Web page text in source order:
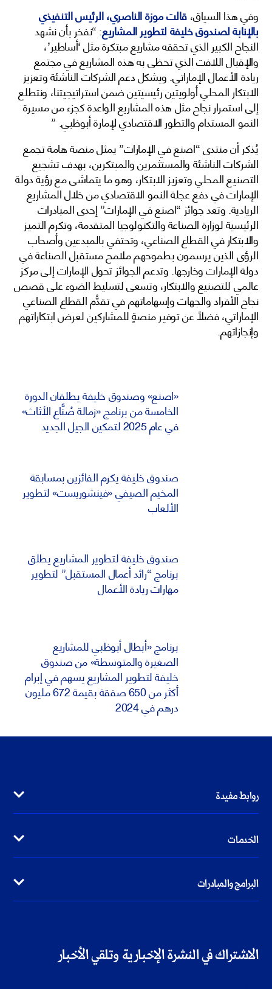
وفي هذا السياق،قالت موزة الناصري، الرئيس التنفيذي
بالإنابة لصندوق خليفة لتطوير المشاريع: “نفخر بأن نشهد
النجاح الكبير الذي تحققه مشاريع مبتكرة مثل ‘أساطير’،
والإقبال اللافت الذي تحظى به هذه المشاريع في مجتمع
ريادة الأعمال الإماراتي. ويشكل دعم الشركات الناشئة وتعزيز
الابتكار المحلي أولويتين رئيسيتين ضمن استراتيجيتنا، ونتطلع
إلى استمرار نجاح مثل هذه المشاريع الواعدة كجزء من مسيرة
النمو المستدام والتطور الاقتصادي لإمارة أبوظبي. ”
يُذكر أن منتدى “اصنع في الإمارات” يمثل منصة هامة تجمع
الشركات الناشئة والمستثمرين والمبتكرين، بهدف تشجيع
التصنيع المحلي وتعزيز الابتكار، وهو ما يتماشى مع رؤية دولة
الإمارات في دفع عجلة النمو الاقتصادي من خلال المشاريع
الريادية. وتعد جوائز “اصنع في الإمارات” إحدى المبادرات
الرئيسية لوزارة الصناعة والتكنولوجيا المتقدمة، وتكرم التميز
والابتكار في القطاع الصناعي، وتحتفي بالمبدعين وأصحاب
الرؤى الذين يرسمون بطموحهم ملامح مستقبل الصناعة في
دولة الإمارات وخارجها. وتدعم الجوائز تحول الإمارات إلى مركز
عالمي للتصنيع والابتكار، وتسعى لتسليط الضوء على قصص
نجاح الأفراد والجهات وإسهاماتهم في تقدُّم القطاع الصناعي
الإماراتي، فضلاً عن توفير منصةٍ للمشاركين لعرض ابتكاراتهم
وإنجازاتهم.
«اصنع» وصندوق خليفة يطلقان الدورة
الخامسة من برنامج «زمالة صُنَّاع الأثاث»
في عام 2025 لتمكين الجيل الجديد
صندوق خليفة يكرم الفائزين بمسابقة
المخيم الصيفي «فينشوريست» لتطوير
الألعاب
صندوق خليفة لتطوير المشاريع يطلق
برنامج “رائد أعمال المستقبل” لتطوير
مهارات ريادة الأعمال
برنامج «أبطال أبوظبي للمشاريع
الصغيرة والمتوسطة» من صندوق
خليفة لتطوير المشاريع يسهم في إبرام
أكثر من 650 صفقة بقيمة 672 مليون
درهم في 2024
روابط مفيدة
الخدمات
البرامج والمبادرات
الاشتراك في النشرة الإخبارية وتلقي الأخبار